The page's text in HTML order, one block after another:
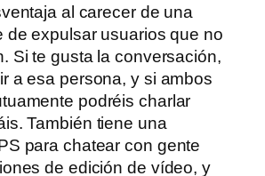
al carecer de una
de expulsar usuarios que no
Si te gusta la conversación,
a esa persona, y si ambos
podréis charlar
También tiene una
para chatear con gente
de edición de vídeo, y